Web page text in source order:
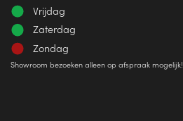
Vrijdag
Zaterdag
Zondag
Showroom bezoeken alleen op afspraak mogelijk!